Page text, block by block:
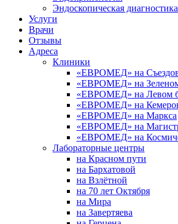
Эндоскопическая диагностика
Услуги
Врачи
Отзывы
Адреса
Клиники
«ЕВРОМЕД» на
«ЕВРОМЕД» на Зеленом
«ЕВРОМЕД» на Левом
«ЕВРОМЕД» на
«ЕВРОМЕД» на Маркса
«ЕВРОМЕД» на
«ЕВРОМЕД» на
Лабораторные центры
на Красном пути
на Бархатовой
на Взлётной
на 70 лет Октября
на Мира
на Завертяева